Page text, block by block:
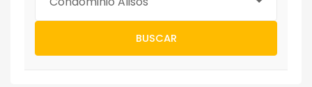
BUSCAR